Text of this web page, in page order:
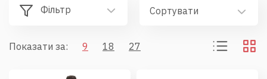
Фільтр Сортувати
Показати за: 9 18 27